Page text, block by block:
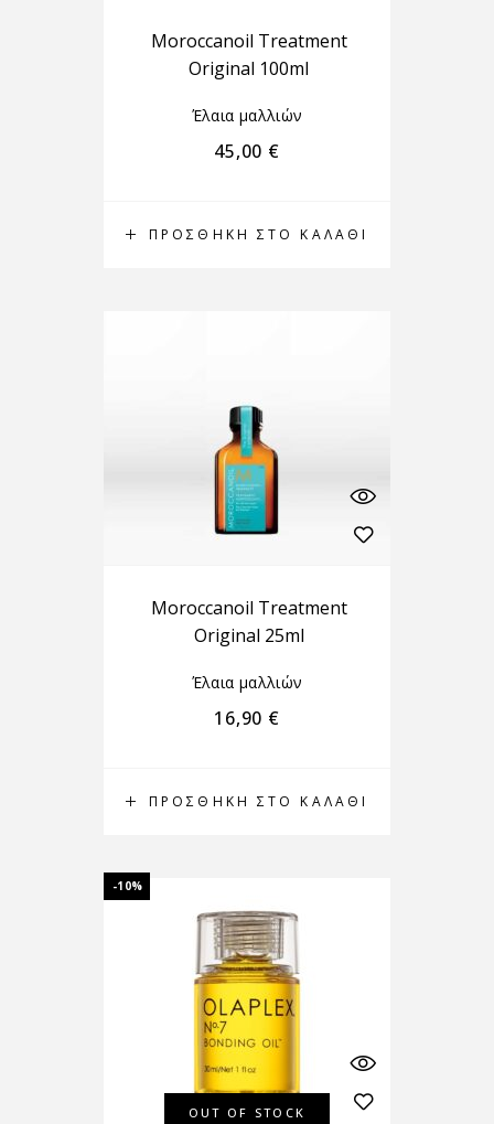
ΠΡΟΣΘΉΚΗ ΣΤΟ ΚΑΛΆΘΙ
Moroccanoil Treatment
Original 100ml
Έλαια μαλλιών
45,00 €
ΠΡΟΣΘΉΚΗ ΣΤΟ ΚΑΛΆΘΙ
Moroccanoil Treatment
Original 25ml
Έλαια μαλλιών
16,90 €
-10%
OUT OF STOCK